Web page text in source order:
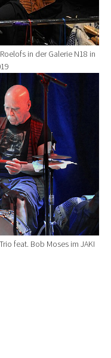
in der Galerie N18 in
feat. Bob Moses im JAKI